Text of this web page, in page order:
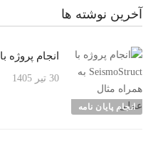
آخرین نوشته ها
انجام پایان نامه
انجام پروژه با SeismoStruct به همراه مثال عملی
30 تیر 1405